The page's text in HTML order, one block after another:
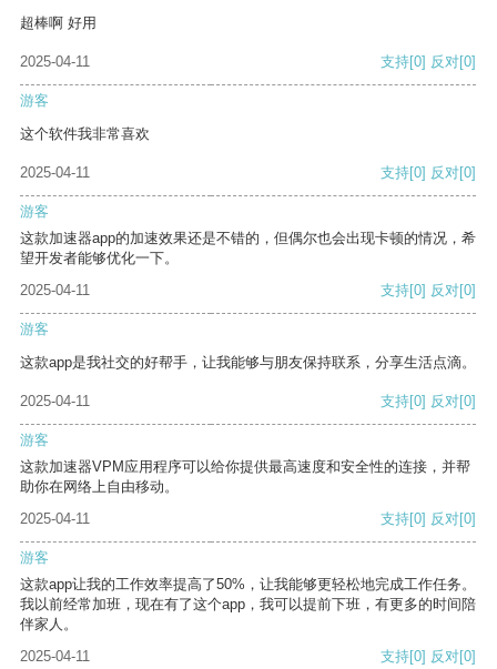
超棒啊 好用
2025-04-11 支持[0] 反对[0]
游客
这个软件我非常喜欢
2025-04-11 支持[0] 反对[0]
游客
这款加速器app的加速效果还是不错的，但偶尔也会出现卡顿的情况，希
望开发者能够优化一下。
2025-04-11
支持[0] 反对[0]
游客
这款app是我社交的好帮手，让我能够与朋友保持联系，分享生活点滴。
2025-04-11 支持[0] 反对[0]
游客
这款加速器VPM应用程序可以给你提供最高速度和安全性的连接，并帮
助你在网络上自由移动。
2025-04-11
支持[0] 反对[0]
游客
这款app让我的工作效率提高了50%，让我能够更轻松地完成工作任务。
我以前经常加班，现在有了这个app，我可以提前下班，有更多的时间陪
伴家人。
2025-04-11
支持[0] 反对[0]